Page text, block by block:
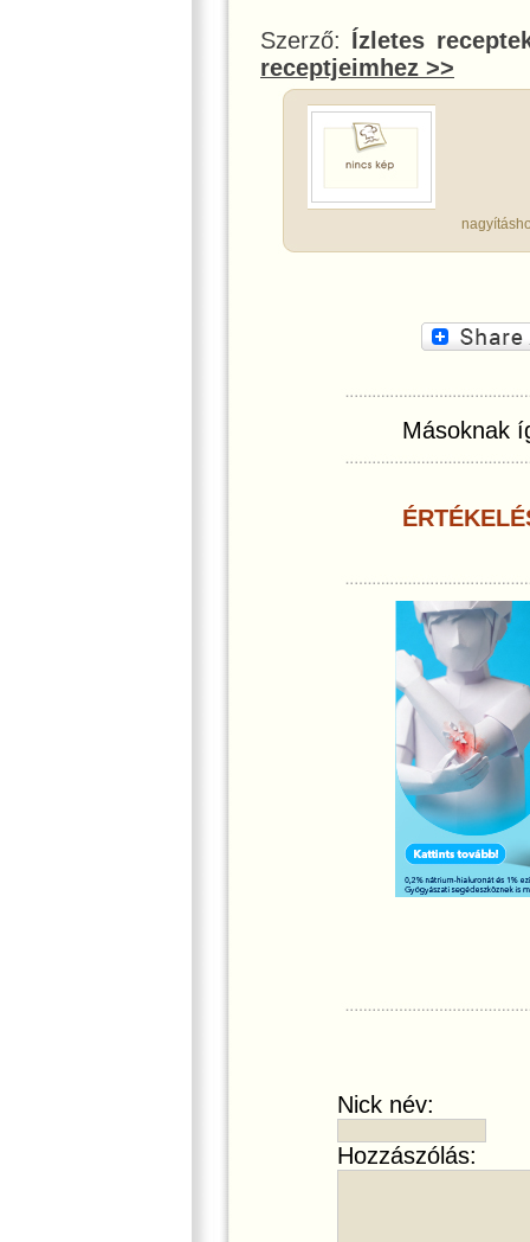
Szerző: Ízletes
receptjeimhez >>
Másoknak
Nick név:
Hozzászólás: